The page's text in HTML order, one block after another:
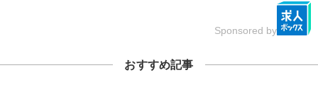
Sponsored by
おすすめ記事